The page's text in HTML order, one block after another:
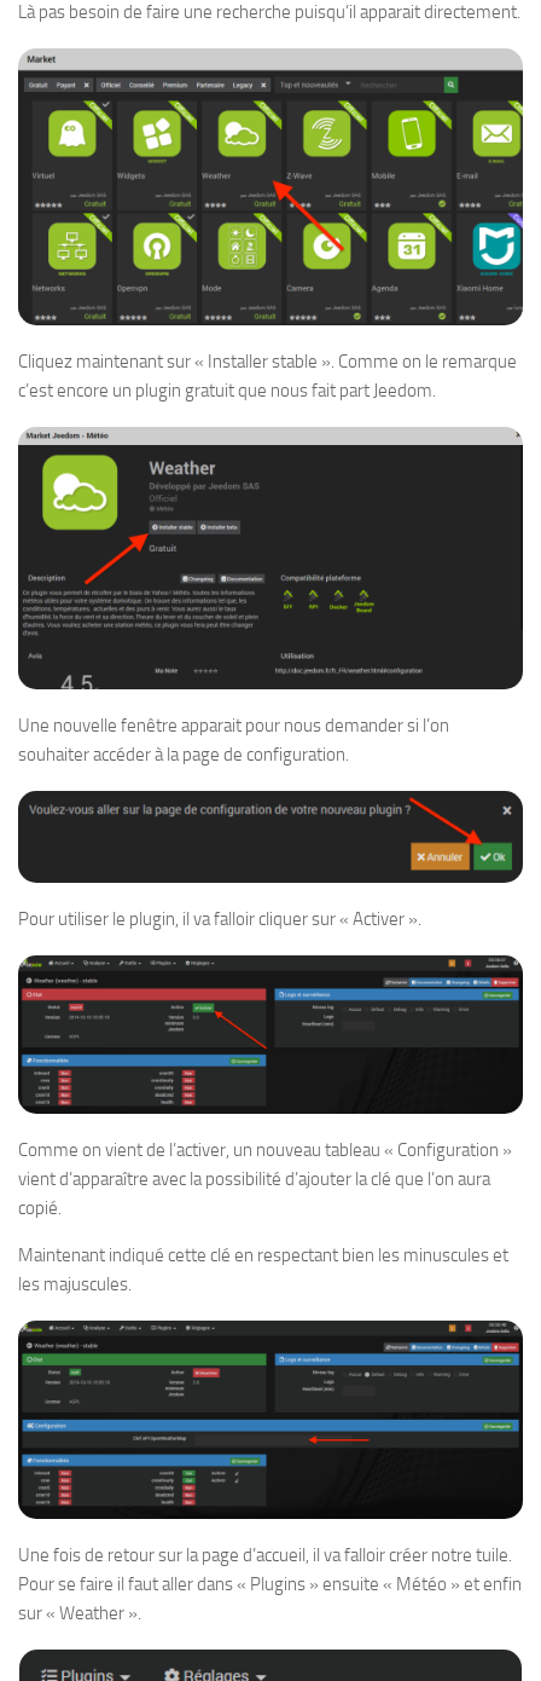
Là pas besoin de faire une recherche puisqu’il apparait directement.
Cliquez maintenant sur « Installer stable ». Comme on le remarque
c’est encore un plugin gratuit que nous fait part Jeedom.
Une nouvelle fenêtre apparait pour nous demander si l’on
souhaiter accéder à la page de configuration.
Pour utiliser le plugin, il va falloir cliquer sur « Activer ».
Comme on vient de l’activer, un nouveau tableau « Configuration »
vient d’apparaître avec la possibilité d’ajouter la clé que l’on aura
copié.
Maintenant indiqué cette clé en respectant bien les minuscules et
les majuscules.
Une fois de retour sur la page d’accueil, il va falloir créer notre tuile.
Pour se faire il faut aller dans « Plugins » ensuite « Météo » et enfin
sur « Weather ».